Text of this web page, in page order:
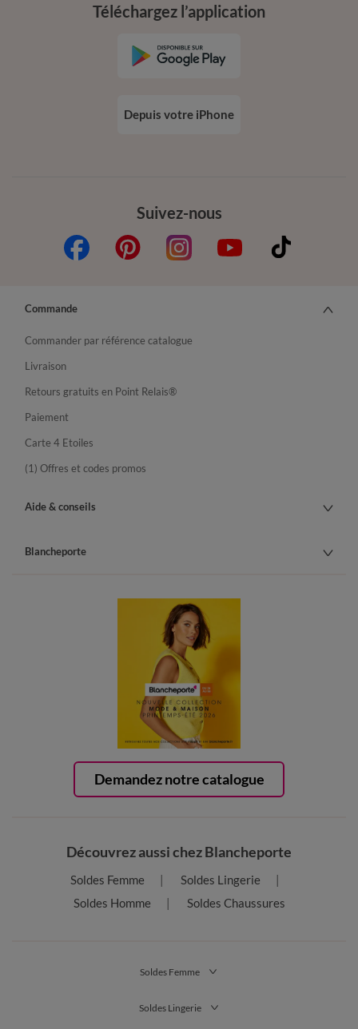
Suivez-nous
Téléchargez l’application
Depuis votre iPhone
Demandez notre catalogue
Commande
Commander par référence catalogue
Livraison
Retours gratuits en Point Relais®
Paiement
Carte 4 Etoiles
(1) Offres et codes promos
Aide & conseils
Blancheporte
Découvrez aussi chez Blancheporte
Soldes Femme
Soldes Lingerie
Soldes Homme
Soldes Chaussures
Soldes Femme
Soldes Lingerie